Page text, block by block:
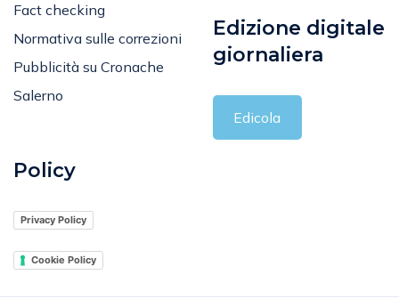
Fact checking
Normativa sulle correzioni
Pubblicità su Cronache
Salerno
Edizione digitale
giornaliera
Edicola
Policy
Privacy Policy
Cookie Policy